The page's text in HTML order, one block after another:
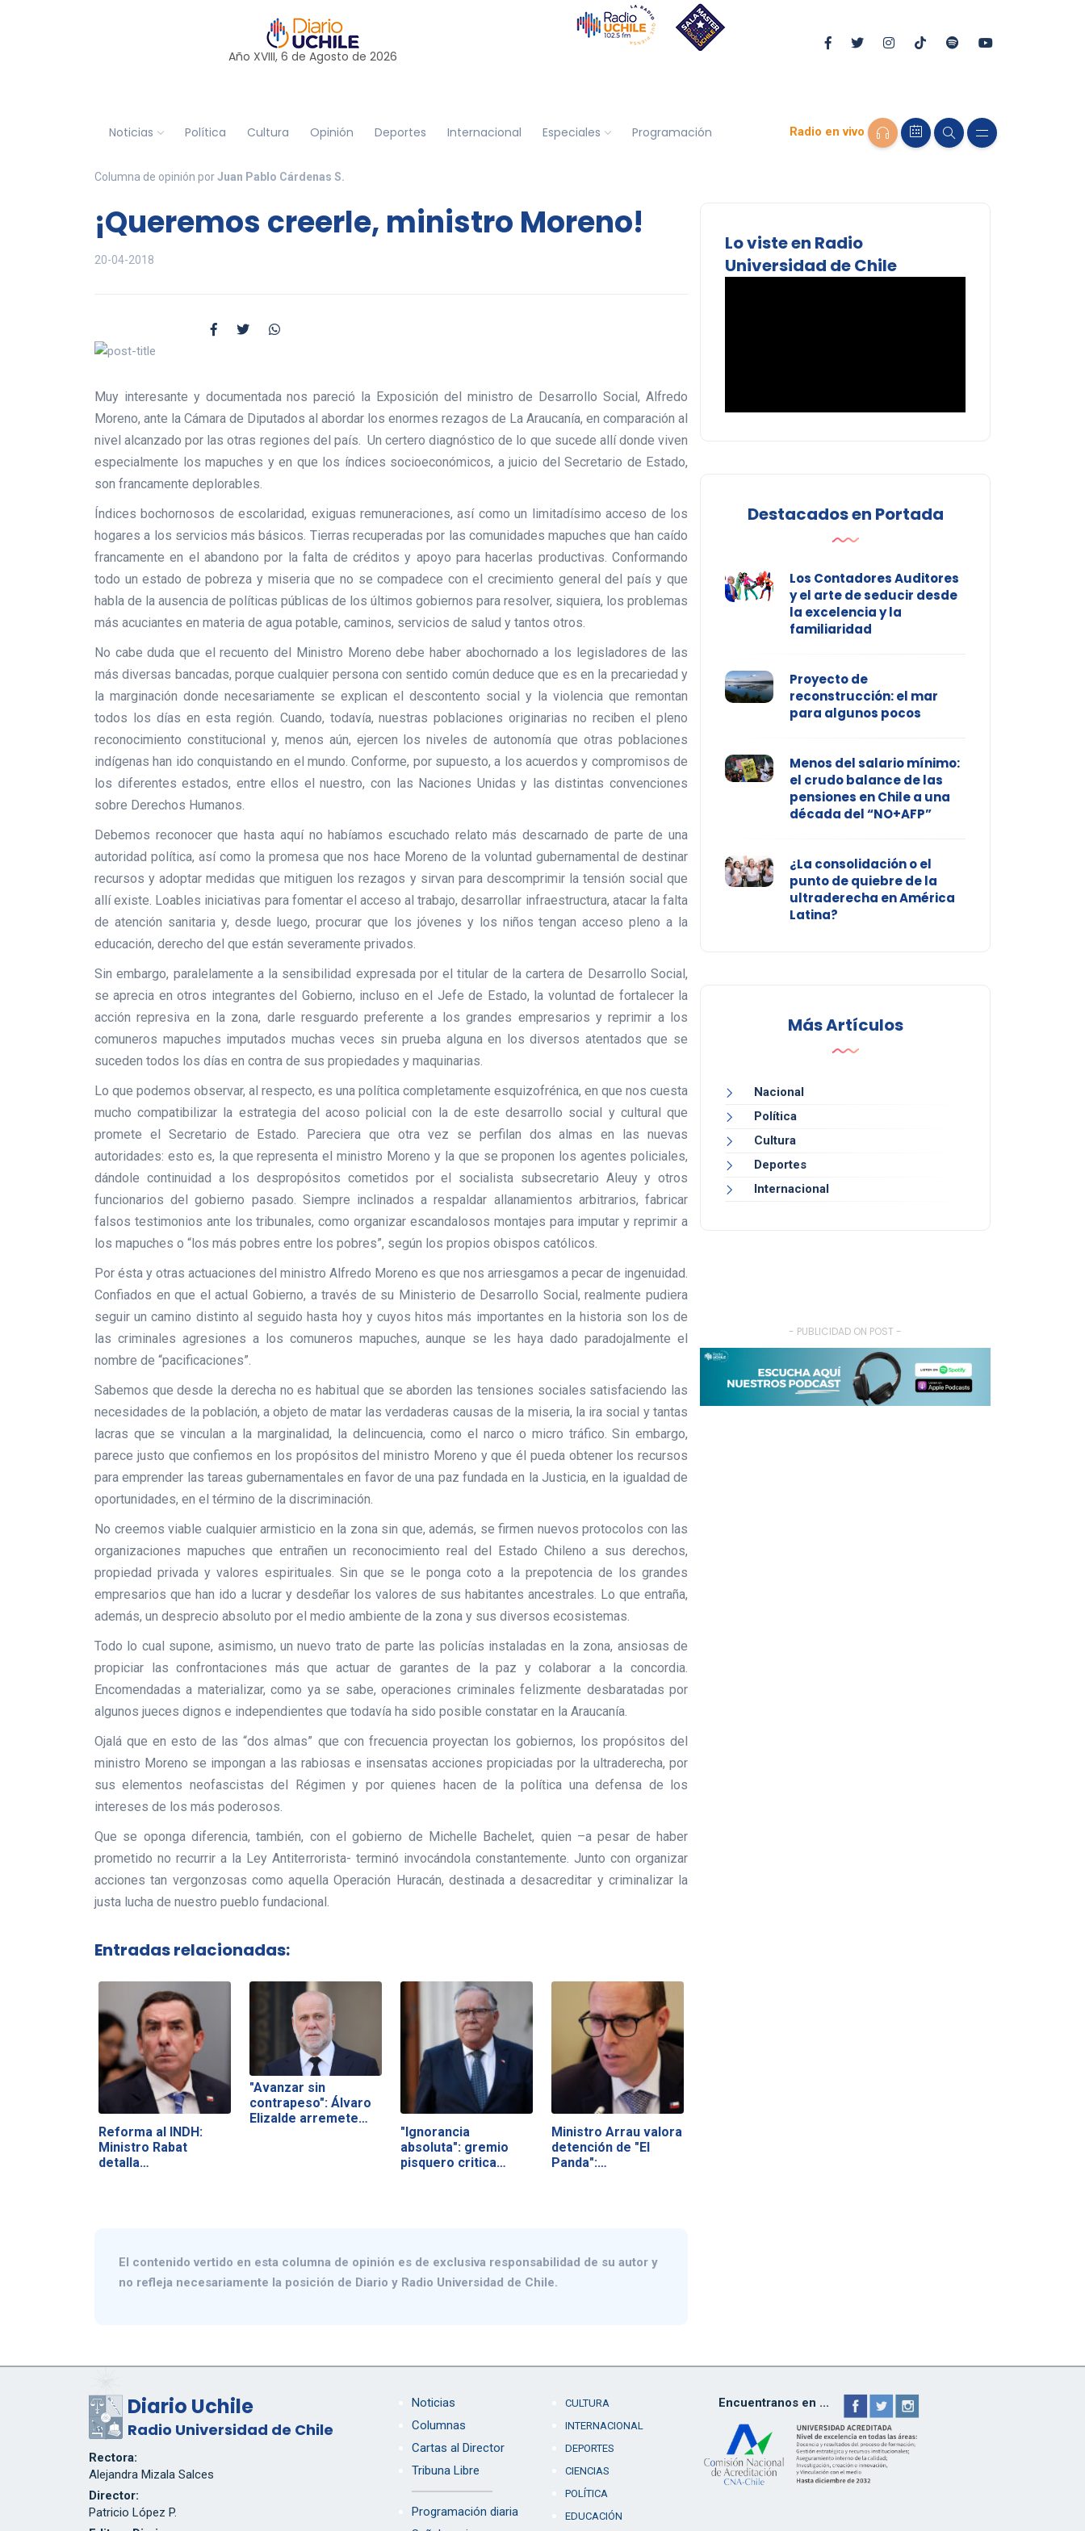
Año XVIII, 6 de Agosto de 2026
Noticias Política Cultura Opinión Deportes Internacional Especiales Programación Radio en vivo
Columna de opinión porJuan Pablo Cárdenas S.
¡Queremos creerle, ministro Moreno!
20-04-2018
Muy interesante y documentada nos pareció la Exposición del ministro de Desarrollo Social, Alfredo
Moreno, ante la Cámara de Diputados al abordar los enormes rezagos de La Araucanía, en comparación al
nivel alcanzado por las otras regiones del país. Un certero diagnóstico de lo que sucede allí donde viven
especialmente los mapuches y en que los índices socioeconómicos, a juicio del Secretario de Estado,
son francamente deplorables.
Índices bochornosos de escolaridad, exiguas remuneraciones, así como un limitadísimo acceso de los
hogares a los servicios más básicos. Tierras recuperadas por las comunidades mapuches que han caído
francamente en el abandono por la falta de créditos y apoyo para hacerlas productivas. Conformando
todo un estado de pobreza y miseria que no se compadece con el crecimiento general del país y que
habla de la ausencia de políticas públicas de los últimos gobiernos para resolver, siquiera, los problemas
más acuciantes en materia de agua potable, caminos, servicios de salud y tantos otros.
No cabe duda que el recuento del Ministro Moreno debe haber abochornado a los legisladores de las
más diversas bancadas, porque cualquier persona con sentido común deduce que es en la precariedad y
la marginación donde necesariamente se explican el descontento social y la violencia que remontan
todos los días en esta región. Cuando, todavía, nuestras poblaciones originarias no reciben el pleno
reconocimiento constitucional y, menos aún, ejercen los niveles de autonomía que otras poblaciones
indígenas han ido conquistando en el mundo. Conforme, por supuesto, a los acuerdos y compromisos de
los diferentes estados, entre ellos el nuestro, con las Naciones Unidas y las distintas convenciones
sobre Derechos Humanos.
Debemos reconocer que hasta aquí no habíamos escuchado relato más descarnado de parte de una
autoridad política, así como la promesa que nos hace Moreno de la voluntad gubernamental de destinar
recursos y adoptar medidas que mitiguen los rezagos y sirvan para descomprimir la tensión social que
allí existe. Loables iniciativas para fomentar el acceso al trabajo, desarrollar infraestructura, atacar la falta
de atención sanitaria y, desde luego, procurar que los jóvenes y los niños tengan acceso pleno a la
educación, derecho del que están severamente privados.
Sin embargo, paralelamente a la sensibilidad expresada por el titular de la cartera de Desarrollo Social,
se aprecia en otros integrantes del Gobierno, incluso en el Jefe de Estado, la voluntad de fortalecer la
acción represiva en la zona, darle resguardo preferente a los grandes empresarios y reprimir a los
comuneros mapuches imputados muchas veces sin prueba alguna en los diversos atentados que se
suceden todos los días en contra de sus propiedades y maquinarias.
Lo que podemos observar, al respecto, es una política completamente esquizofrénica, en que nos cuesta
mucho compatibilizar la estrategia del acoso policial con la de este desarrollo social y cultural que
promete el Secretario de Estado. Pareciera que otra vez se perfilan dos almas en las nuevas
autoridades: esto es, la que representa el ministro Moreno y la que se proponen los agentes policiales,
dándole continuidad a los despropósitos cometidos por el socialista subsecretario Aleuy y otros
funcionarios del gobierno pasado. Siempre inclinados a respaldar allanamientos arbitrarios, fabricar
falsos testimonios ante los tribunales, como organizar escandalosos montajes para imputar y reprimir a
los mapuches o “los más pobres entre los pobres”, según los propios obispos católicos.
Por ésta y otras actuaciones del ministro Alfredo Moreno es que nos arriesgamos a pecar de ingenuidad.
Confiados en que el actual Gobierno, a través de su Ministerio de Desarrollo Social, realmente pudiera
seguir un camino distinto al seguido hasta hoy y cuyos hitos más importantes en la historia son los de
las criminales agresiones a los comuneros mapuches, aunque se les haya dado paradojalmente el
nombre de “pacificaciones”.
Sabemos que desde la derecha no es habitual que se aborden las tensiones sociales satisfaciendo las
necesidades de la población, a objeto de matar las verdaderas causas de la miseria, la ira social y tantas
lacras que se vinculan a la marginalidad, la delincuencia, como el narco o micro tráfico. Sin embargo,
parece justo que confiemos en los propósitos del ministro Moreno y que él pueda obtener los recursos
para emprender las tareas gubernamentales en favor de una paz fundada en la Justicia, en la igualdad de
oportunidades, en el término de la discriminación.
No creemos viable cualquier armisticio en la zona sin que, además, se firmen nuevos protocolos con las
organizaciones mapuches que entrañen un reconocimiento real del Estado Chileno a sus derechos,
propiedad privada y valores espirituales. Sin que se le ponga coto a la prepotencia de los grandes
empresarios que han ido a lucrar y desdeñar los valores de sus habitantes ancestrales. Lo que entraña,
además, un desprecio absoluto por el medio ambiente de la zona y sus diversos ecosistemas.
Todo lo cual supone, asimismo, un nuevo trato de parte las policías instaladas en la zona, ansiosas de
propiciar las confrontaciones más que actuar de garantes de la paz y colaborar a la concordia.
Encomendadas a materializar, como ya se sabe, operaciones criminales felizmente desbaratadas por
algunos jueces dignos e independientes que todavía ha sido posible constatar en la Araucanía.
Ojalá que en esto de las “dos almas” que con frecuencia proyectan los gobiernos, los propósitos del
ministro Moreno se impongan a las rabiosas e insensatas acciones propiciadas por la ultraderecha, por
sus elementos neofascistas del Régimen y por quienes hacen de la política una defensa de los
intereses de los más poderosos.
Que se oponga diferencia, también, con el gobierno de Michelle Bachelet, quien –a pesar de haber
prometido no recurrir a la Ley Antiterrorista- terminó invocándola constantemente. Junto con organizar
acciones tan vergonzosas como aquella Operación Huracán, destinada a desacreditar y criminalizar la
justa lucha de nuestro pueblo fundacional.
Entradas relacionadas:
Reforma al INDH:
Ministro Rabat
detalla
"Avanzar sin
contrapeso": Álvaro
Elizalde arremete…
"Ignorancia
absoluta": gremio
pisquero critica…
Ministro Arrau valora
detención de "El
Panda":…
El contenido vertido en esta columna de opinión es de exclusiva responsabilidad de su autor y
no refleja necesariamente la posición de Diario y Radio Universidad de Chile.
Lo viste en Radio
Universidad de Chile
Destacados en Portada
Los Contadores Auditores
y el arte de seducir desde
la excelencia y la
familiaridad
Proyecto de
reconstrucción: el mar
para algunos pocos
Menos del salario mínimo:
el crudo balance de las
pensiones en Chile a una
década del “NO+AFP”
¿La consolidación o el
punto de quiebre de la
ultraderecha en América
Latina?
Más Artículos
Nacional
Política
Cultura
Deportes
Internacional
- PUBLICIDAD ON POST -
Diario Uchile
Radio Universidad de Chile
Rectora:
Alejandra Mizala Salces
Director:
Patricio López P.
Noticias
Columnas
Cartas al Director
Tribuna Libre
Programación diaria
CULTURA
INTERNACIONAL
DEPORTES
CIENCIAS
POLÍTICA
EDUCACIÓN
Encuentranos en ...